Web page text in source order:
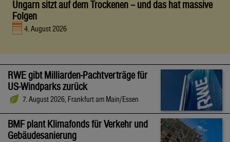
Ungarn sitzt auf dem Trockenen – und das hat massive
Folgen
4. August 2026
RWE gibt Milliarden-Pachtverträge für
US-Windparks zurück
7. August 2026, Frankfurt am Main/Essen
BMF plant Klimafonds für Verkehr und
Gebäudesanierung